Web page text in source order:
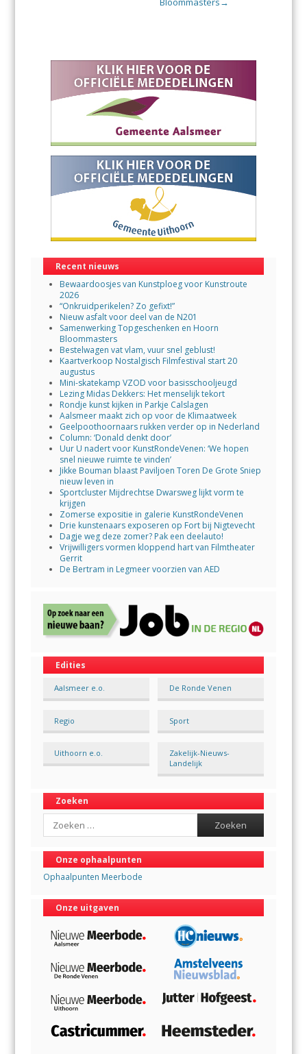
→
Recent nieuws
Bewaardoosjes van Kunstploeg voor Kunstroute
2026
“Onkruidperikelen? Zo gefixt!”
Nieuw asfalt voor deel van de N201
Samenwerking Topgeschenken en Hoorn
Bloommasters
Bestelwagen vat vlam, vuur snel geblust!
Kaartverkoop Nostalgisch Filmfestival start 20
augustus
Mini-skatekamp VZOD voor basisschooljeugd
Lezing Midas Dekkers: Het menselijk tekort
Rondje kunst kijken in Parkje Calslagen
Aalsmeer maakt zich op voor de Klimaatweek
Geelpoothoornaars rukken verder op in Nederland
Column: ‘Donald denkt door’
Uur U nadert voor KunstRondeVenen: ‘We hopen
snel nieuwe ruimte te vinden’
Jikke Bouman blaast Paviljoen Toren De Grote Sniep
nieuw leven in
Sportcluster Mijdrechtse Dwarsweg lijkt vorm te
krijgen
Zomerse expositie in galerie KunstRondeVenen
Drie kunstenaars exposeren op Fort bij Nigtevecht
Dagje weg deze zomer? Pak een deelauto!
Vrijwilligers vormen kloppend hart van Filmtheater
Gerrit
De Bertram in Legmeer voorzien van AED
Edities
Aalsmeer e.o. De Ronde Venen
Regio Sport
Uithoorn e.o.
Zakelijk-Nieuws-
Landelijk
Zoeken
Search
Onze ophaalpunten
Ophaalpunten Meerbode
Onze uitgaven